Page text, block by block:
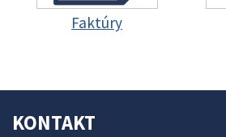
Faktúry
KONTAKT